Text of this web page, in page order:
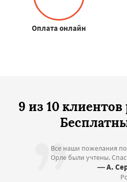
Оплата онлайн
9 из 10
Все наши пожелания
Орле были учтены.
— А.